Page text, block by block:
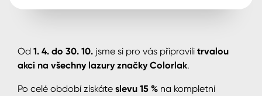
Od 1. 4. do 30. 10. jsme si pro vás připravili trvalou
akci na všechny lazury značky Colorlak.
Po celé období získáte slevu 15 % na kompletní